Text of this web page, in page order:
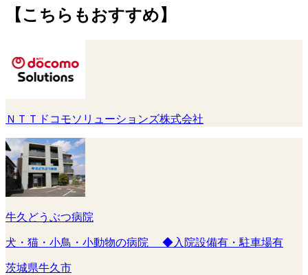
【こちらもおすすめ】
ＮＴＴドコモソリューションズ株式会社
牛久どうぶつ病院
犬・猫・小鳥・小動物の病院 ◆入院設備有・駐車場有
茨城県牛久市